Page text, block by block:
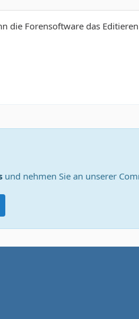
die Forensoftware das
und nehmen Sie an unserer